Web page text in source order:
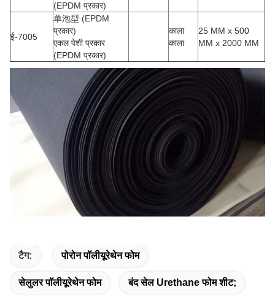
(EPDM प्रकार)
ई-7005
单泡型 (EPDM
प्रकार)
एकल पेशी प्रकार
(EPDM प्रकार)
काला
काला
25 MM x 500
MM x 2000 MM
टैग: पोरोन पॉलीयूरेथेन फोम
सेलुलर पॉलीयूरेथेन फोम बंद सेल Urethane फोम शीट;